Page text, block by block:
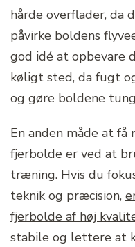
hårde overflader, da
påvirke boldens
god idé at opbevare
køligt sted, da fugt
og gøre boldene
En anden måde at
fjerbolde er ved at
træning. Hvis du
teknik og præcision,
fjerbolde af høj
stabile og lettere at